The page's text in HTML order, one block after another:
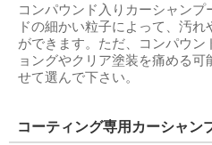
コンパウンド入りカーシャン
ドの細かい粒子によって、汚
ができます。ただ、コンパウ
ョングやクリア塗装を痛める
せて選んで下さい。
コーティング専用カーシャン